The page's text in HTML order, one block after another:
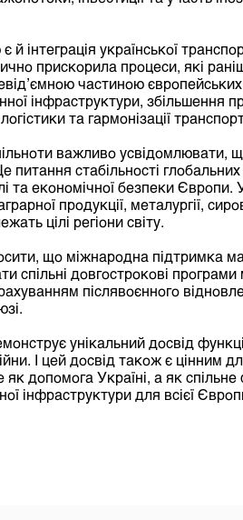
інтеграція української
прискорила процеси, які
частиною
інфраструктури, збільшення
та гармонізації
важливо усвідомлювати,
питання стабільності
та економічної безпеки
продукції, металургії,
цілі регіони світу.
що міжнародна підтримка
спільні довгострокові програми
післявоєнного
унікальний досвід
І цей досвід також є цінним
допомога Україні, а як
інфраструктури для всієї